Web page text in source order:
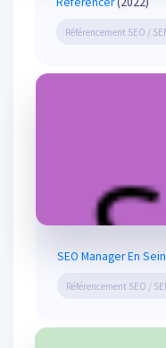
Référencement SEO /
SEO Manager En
Référencement SEO /